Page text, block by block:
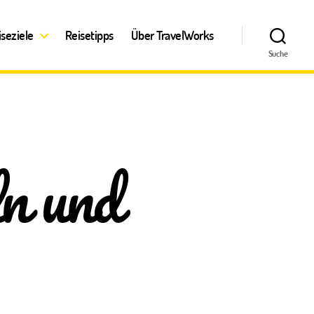
Reisetipps Über TravelWorks
Suche
und